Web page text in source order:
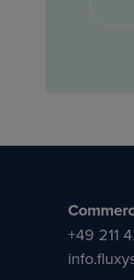
+49 211